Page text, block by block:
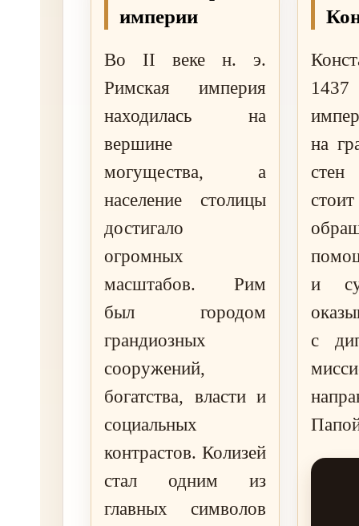
империи
Во II веке н. э.
Римская империя
находилась на
вершине
могущества, а
население столицы
достигало
огромных
масштабов. Рим
был городом
грандиозных
сооружений,
богатства, власти и
социальных
контрастов. Колизей
стал одним из
главных символов
1437
на
стоит
и
с